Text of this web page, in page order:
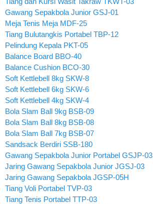
Gawang Sepakbola Junior GSJ-01
Meja Tenis Meja MDF-25
Tiang Bulutangkis Portabel TBP-12
Pelindung Kepala PKT-05
Balance Board BBO-40
Balance Cushion BCO-30
Soft Kettlebell 8kg SKW-8
Soft Kettlebell 6kg SKW-6
Soft Kettlebell 4kg SKW-4
Bola Slam Ball 9kg BSB-09
Bola Slam Ball 8kg BSB-08
Bola Slam Ball 7kg BSB-07
Sandsack Berdiri SSB-180
Gawang Sepakbola Junior Portabel GSJP-03
Jaring Gawang Sepakbola Junior JGSJ-03
Jaring Gawang Sepakbola JGSP-05H
Tiang Voli Portabel TVP-03
Tiang Tenis Portabel TTP-03